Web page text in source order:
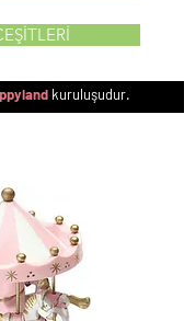
kuruluşudur.